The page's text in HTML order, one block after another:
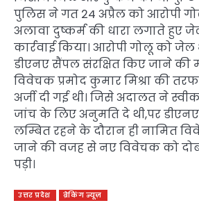
पुलिस ने गत 24 अप्रैल को आरोपी
अलावा दुष्कर्म की धारा लगाते हुए
कार्रवाई किया। आरोपी गोलू को
डीएनए सैंपल संरक्षित किए जाने की
विवेचक प्रमोद कुमार मिश्रा की
अर्जी दी गई थी। जिसे अदालत ने
जांच के लिए अनुमति दे थी,पर डीएनए
लम्बित रहने के दौरान ही नामित
जाने की वजह से नए विवेचक को
पड़ी।
उत्तर प्रदेश ब्रेकिंग न्यूज़